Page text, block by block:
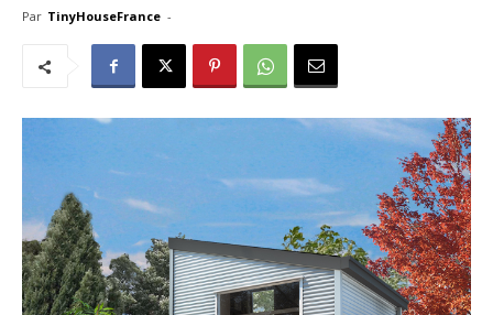
Par TinyHouseFrance -